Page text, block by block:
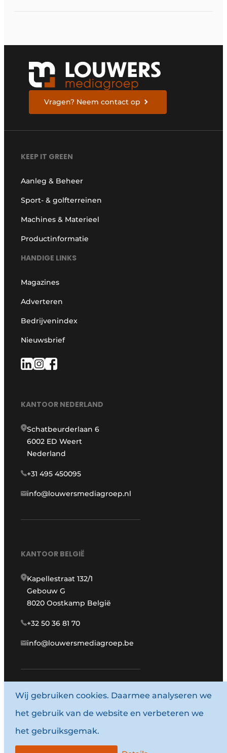
Vragen? Neem contact op
KEEP IT GREEN
Aanleg & Beheer
Sport- & golfterreinen
Machines & Materieel
Productinformatie
HANDIGE LINKS
Magazines
Adverteren
Bedrijvenindex
Nieuwsbrief
KANTOOR NEDERLAND
Schatbeurderlaan 6
6002 ED Weert
Nederland
+31 495 450095
info@louwersmediagroep.nl
KANTOOR BELGIË
Kapellestraat 132/1
Gebouw G
8020 Oostkamp België
+32 50 36 81 70
info@louwersmediagroep.be
www.louwersmediagroep.com
© 1987 - 2026 Louwersmediagroep.
Algemene voorwaarden
Wij gebruiken cookies. Daarmee analyseren we
het gebruik van de website en verbeteren we
het gebruiksgemak.